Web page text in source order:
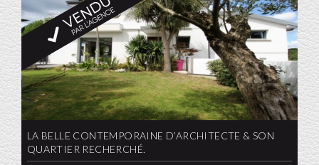
LA BELLE CONTEMPORAINE D’ARCHITECTE & SON
QUARTIER RECHERCHÉ.